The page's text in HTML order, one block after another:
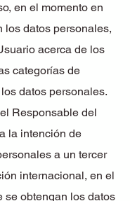
en el momento en
los datos personales,
acerca de los
categorías de
datos personales.
Responsable del
la intención de
a un tercer
internacional, en el
se obtengan los datos